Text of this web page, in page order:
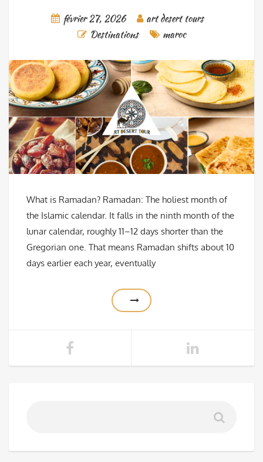
février 27, 2026
art desert tours
Destinations
maroc
What is Ramadan? Ramadan: The holiest month of
the Islamic calendar. It falls in the ninth month of the
lunar calendar, roughly 11–12 days shorter than the
Gregorian one. That means Ramadan shifts about 10
days earlier each year, eventually